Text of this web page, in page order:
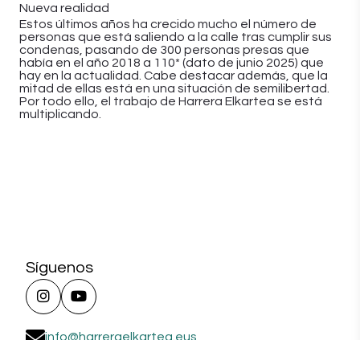
Nueva realidad
Estos últimos años ha crecido mucho el número de
personas que está saliendo a la calle tras cumplir sus
condenas, pasando de 300 personas presas que
había en el año 2018 a 110* (dato de junio 2025) que
hay en la actualidad. Cabe destacar además, que la
mitad de ellas está en una situación de semilibertad.
Por todo ello, el trabajo de Harrera Elkartea se está
multiplicando.
Síguenos
info@harreraelkartea.eus